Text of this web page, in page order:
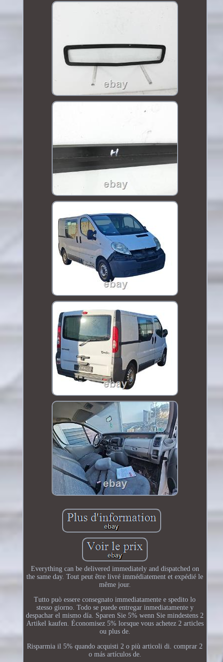
Everything can be delivered immediately and dispatched on
the same day. Tout peut être livré immédiatement et expédié le
même jour.
Tutto può essere consegnato immediatamente e spedito lo
stesso giorno. Todo se puede entregar inmediatamente y
despachar el mismo día. Sparen Sie 5% wenn Sie mindestens 2
Artikel kaufen. Économisez 5% lorsque vous achetez 2 articles
ou plus de.
Risparmia il 5% quando acquisti 2 o più articoli di. comprar 2
o más artículos de.